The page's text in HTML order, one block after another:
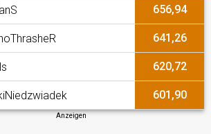
656,94
641,26
620,72
601,90
Anzeigen